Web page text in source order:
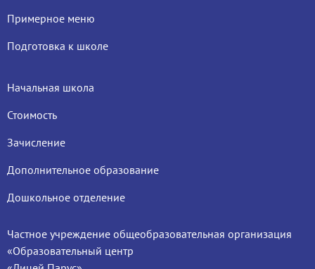
Примерное меню
Подготовка к школе
Начальная школа
Стоимость
Зачисление
Дополнительное образование
Дошкольное отделение
Частное учреждение общеобразовательная организация
«Образовательный центр